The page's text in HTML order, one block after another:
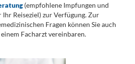
(empfohlene Impfungen und
Reiseziel) zur Verfügung. Zur
Fragen können Sie auch
Facharzt vereinbaren.